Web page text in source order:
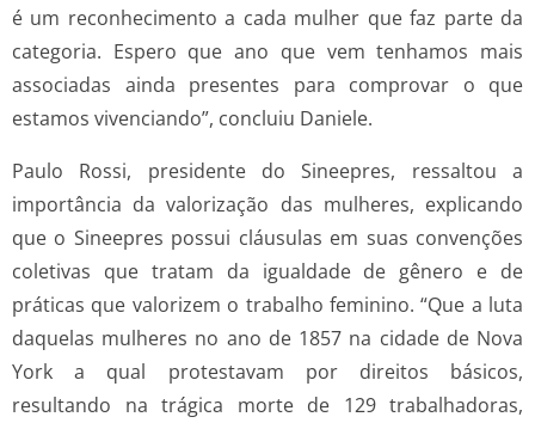
é um reconhecimento a cada mulher que faz parte da
categoria. Espero que ano que vem tenhamos mais
associadas ainda presentes para comprovar o que
estamos vivenciando”, concluiu Daniele.
Paulo Rossi, presidente do Sineepres, ressaltou a
importância da valorização das mulheres, explicando
que o Sineepres possui cláusulas em suas convenções
coletivas que tratam da igualdade de gênero e de
práticas que valorizem o trabalho feminino. “Que a luta
daquelas mulheres no ano de 1857 na cidade de Nova
York a qual protestavam por direitos básicos,
resultando na trágica morte de 129 trabalhadoras,